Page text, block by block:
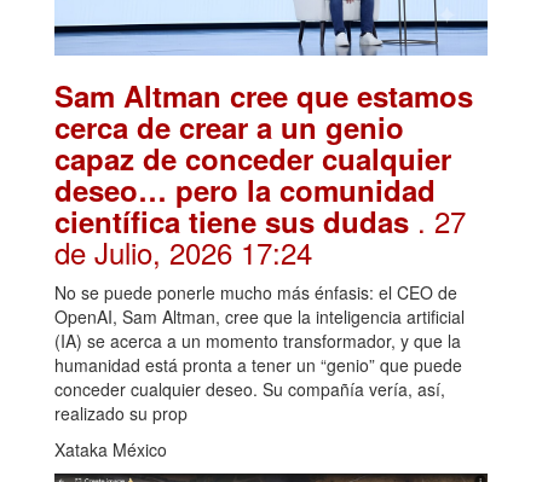
Sam Altman cree que estamos
cerca de crear a un genio
capaz de conceder cualquier
deseo… pero la comunidad
científica tiene sus dudas . 27
de Julio, 2026 17:24
No se puede ponerle mucho más énfasis: el CEO de
OpenAI, Sam Altman, cree que la inteligencia artificial
(IA) se acerca a un momento transformador, y que la
humanidad está pronta a tener un “genio” que puede
conceder cualquier deseo. Su compañía vería, así,
realizado su prop
Xataka México